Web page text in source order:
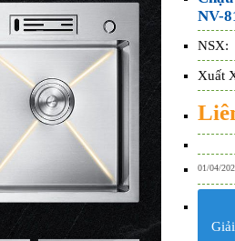
NV-
NSX:
Xuất
01/04/